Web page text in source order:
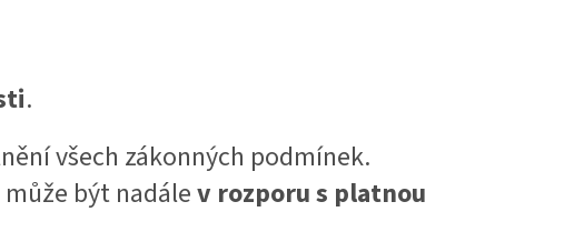
.
všech zákonných podmínek.
být nadálev rozporu s platnou